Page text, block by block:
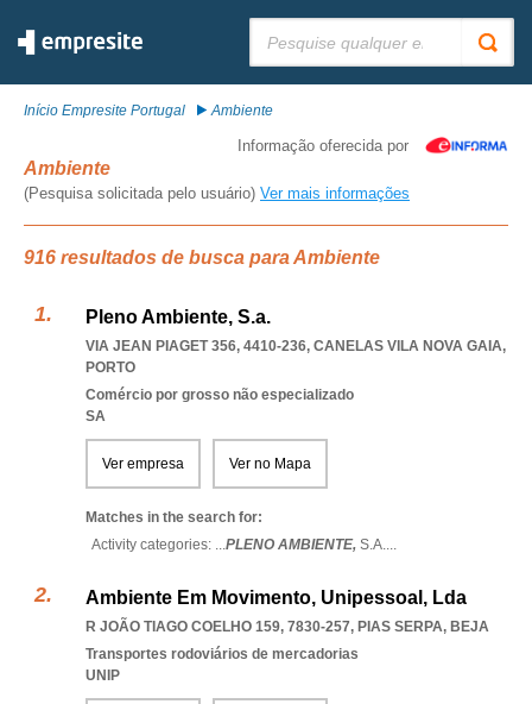
Início Empresite Portugal Ambiente
Informação oferecida por
Ambiente
(Pesquisa solicitada pelo usuário) Ver mais informações
916 resultados de busca para Ambiente
Pleno Ambiente, S.a.
VIA JEAN PIAGET 356, 4410-236, CANELAS VILA NOVA GAIA,
PORTO
Comércio por grosso não especializado
SA
Ver empresa Ver no Mapa
Matches in the search for:
Activity categories: ...PLENO AMBIENTE, S.A....
Ambiente Em Movimento, Unipessoal, Lda
R JOÃO TIAGO COELHO 159, 7830-257, PIAS SERPA, BEJA
Transportes rodoviários de mercadorias
UNIP